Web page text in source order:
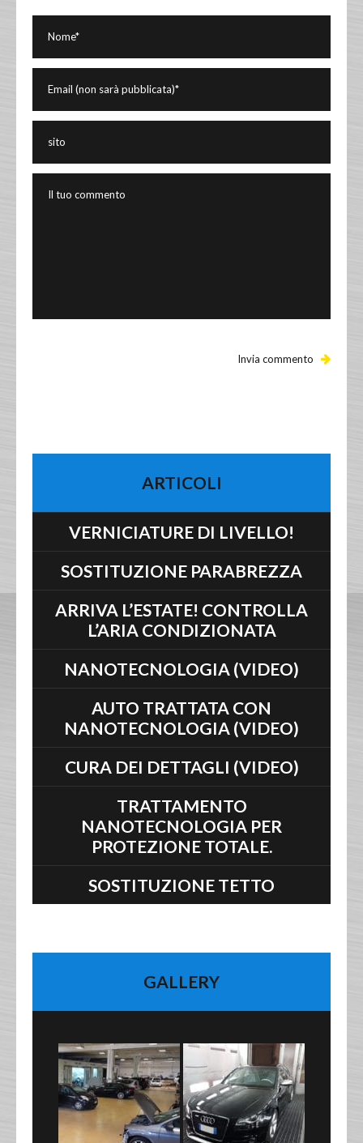
ARTICOLI
VERNICIATURE DI LIVELLO!
SOSTITUZIONE PARABREZZA
ARRIVA L’ESTATE! CONTROLLA
L’ARIA CONDIZIONATA
NANOTECNOLOGIA (VIDEO)
AUTO TRATTATA CON
NANOTECNOLOGIA (VIDEO)
CURA DEI DETTAGLI (VIDEO)
TRATTAMENTO
NANOTECNOLOGIA PER
PROTEZIONE TOTALE.
SOSTITUZIONE TETTO
GALLERY